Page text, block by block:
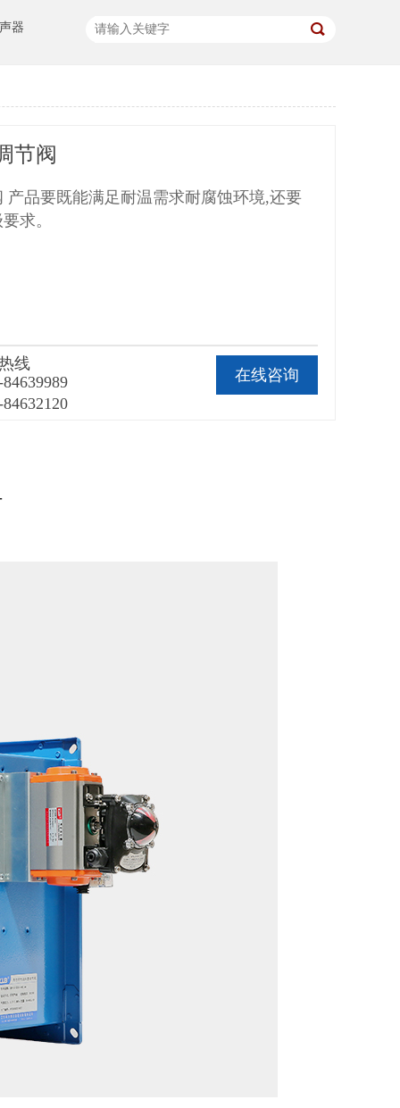
器
节阀
产品要既能满足耐温需求耐腐蚀环境,还要
求。
在线咨询
线